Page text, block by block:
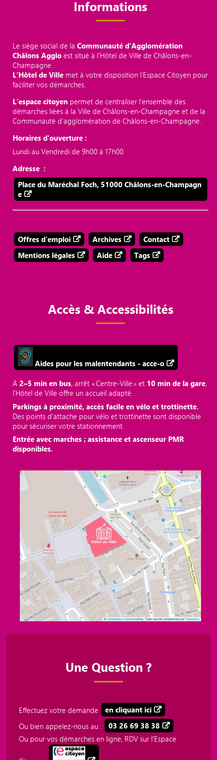
Informations
Le siège social de laCommunauté d'Agglomération
Châlons Aggloest situé à l'Hôtel de Ville de Châlons-en-
Champagne.
L’Hôtel de Ville met à votre disposition l’Espace Citoyen pour
faciliter vos démarches.
L’espace citoyen permet de centraliser l’ensemble des
démarches liées à la Ville de Châlons-en-Champagne et de la
Communauté d’agglomération de Châlons-en-Champagne.
Horaires d'ouverture :
Lundi au Vendredi de 9h00 à 17h00
Adresse :
Place du Maréchal Foch, 51000 Châlons-en-Champagn
e
Offres d'emploi Archives
Contact
Mentions légales
Aide Tags
Accès & Accessibilités
Aides pour les malentendants - acce-o
À2–5 min en bus, arrêt « Centre‑Ville » et 10 min de la gare,
l’Hôtel de Ville offre un accueil adapté.
Parkings à proximité, accès facile en vélo et trottinette.
Des points d'attache pour vélo et trottinette sont disponible
pour sécuriser votre stationnement.
Entrée avec marches ; assistance et ascenseur PMR
disponibles.
Une Question ?
Effectuez votre demande
en cliquant ici
Ou bien appelez-nous au :
03 26 69 38 38
Ou pour vos démarches en ligne, RDV sur l'Espace